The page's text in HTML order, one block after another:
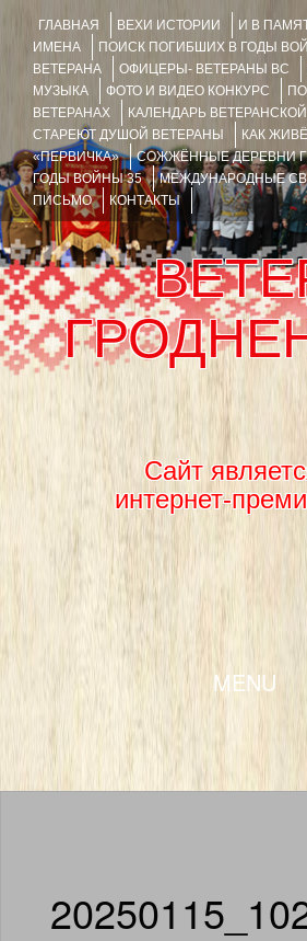
ГЛАВНАЯ ВЕХИ ИСТОРИИ
И В
ИМЕНА
ПОИСК ПОГИБШИХ В ГОДЫ
ВЕТЕРАНА
ОФИЦЕРЫ- ВЕТЕРАНЫ ВС
МУЗЫКА
ФОТО И ВИДЕО КОНКУРС
ВЕТЕРАНАХ
КАЛЕНДАРЬ
СТАРЕЮТ ДУШОЙ ВЕТЕРАНЫ
КАК
«ПЕРВИЧКА»
СОЖЖЁННЫЕ ДЕРЕВНИ
ГОДЫ ВОЙНЫ 35
МЕЖДУНАРОДНЫЕ
ПИСЬМО
КОНТАКТЫ
Сайт
интернет-
MENU
SKIP TO CONTENT